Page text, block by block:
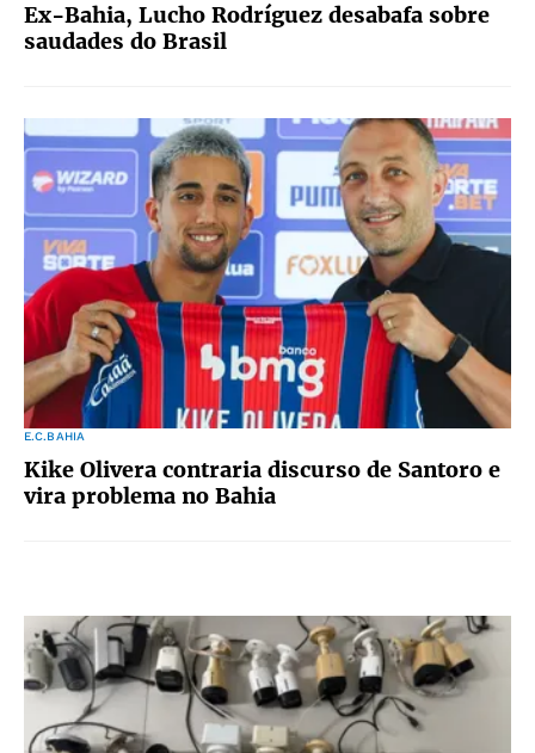
Ex-Bahia, Lucho Rodríguez desabafa sobre
saudades do Brasil
E.C.BAHIA
Kike Olivera contraria discurso de Santoro e
vira problema no Bahia